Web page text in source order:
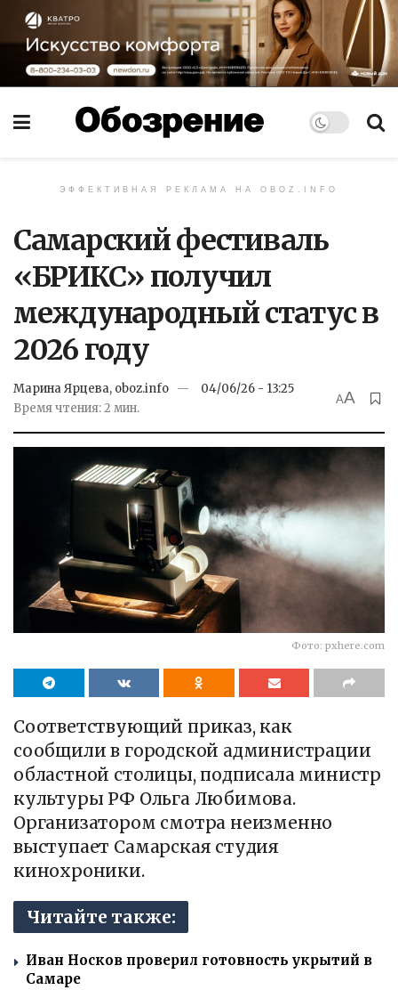
ЭФФЕКТИВНАЯ РЕКЛАМА НА OBOZ.INFO
Самарский фестиваль
«БРИКС» получил
международный статус в
2026 году
Марина Ярцева, oboz.info
04/06/26 - 13:25
Время чтения: 2 мин.
AA
Фото: pxhere.com
Соответствующий приказ, как
сообщили в городской администрации
областной столицы, подписала министр
культуры РФ Ольга Любимова.
Организатором смотра неизменно
выступает Самарская студия
кинохроники.
Читайте также:
Иван Носков проверил готовность укрытий в
Самаре